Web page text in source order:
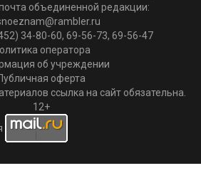
объединенной редакции:
34-80-60, 69-56-73, 69-56-47
оператора
об учреждении
оферта
ссылка на сайт обязательна.
12+